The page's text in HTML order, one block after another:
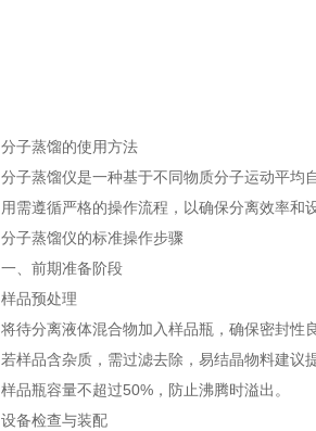
分子蒸馏的使用方法
分子蒸馏仪是一种基于不同物质分子运动平均
用需遵循严格的操作流程，以确保分离效率和
分子蒸馏仪的标准操作步骤
一、前期准备阶段
样品预处理
将待分离液体混合物加入样品瓶，确保密封性
若样品含杂质，需过滤去除，易结晶物料建议
样品瓶容量不超过50%，防止沸腾时溢出。
设备检查与装配